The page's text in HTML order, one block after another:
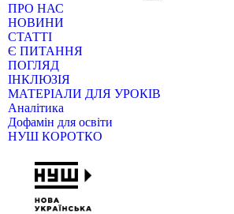
ПРО НАС
НОВИНИ
СТАТТІ
Є ПИТАННЯ
ПОГЛЯД
ІНКЛЮЗІЯ
МАТЕРІАЛИ ДЛЯ УРОКІВ
Аналітика
Дофамін для освіти
НУШ КОРОТКО